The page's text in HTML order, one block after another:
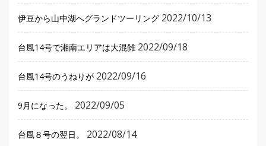
伊豆から山中湖へグランドツーリング 2022/10/13
台風14号で湘南エリアは大混雑 2022/09/18
台風14号のうねりが 2022/09/16
9月になった。 2022/09/05
台風８号の翌日。 2022/08/14